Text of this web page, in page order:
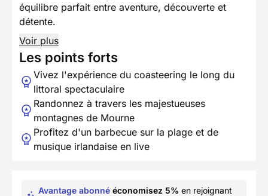
équilibre parfait entre aventure, découverte et
détente.
Voir plus
Les points forts
Vivez l'expérience du coasteering le long du
littoral spectaculaire
Randonnez à travers les majestueuses
montagnes de Mourne
Profitez d'un barbecue sur la plage et de
musique irlandaise en live
Avantage abonné économisez 5% en rejoignant